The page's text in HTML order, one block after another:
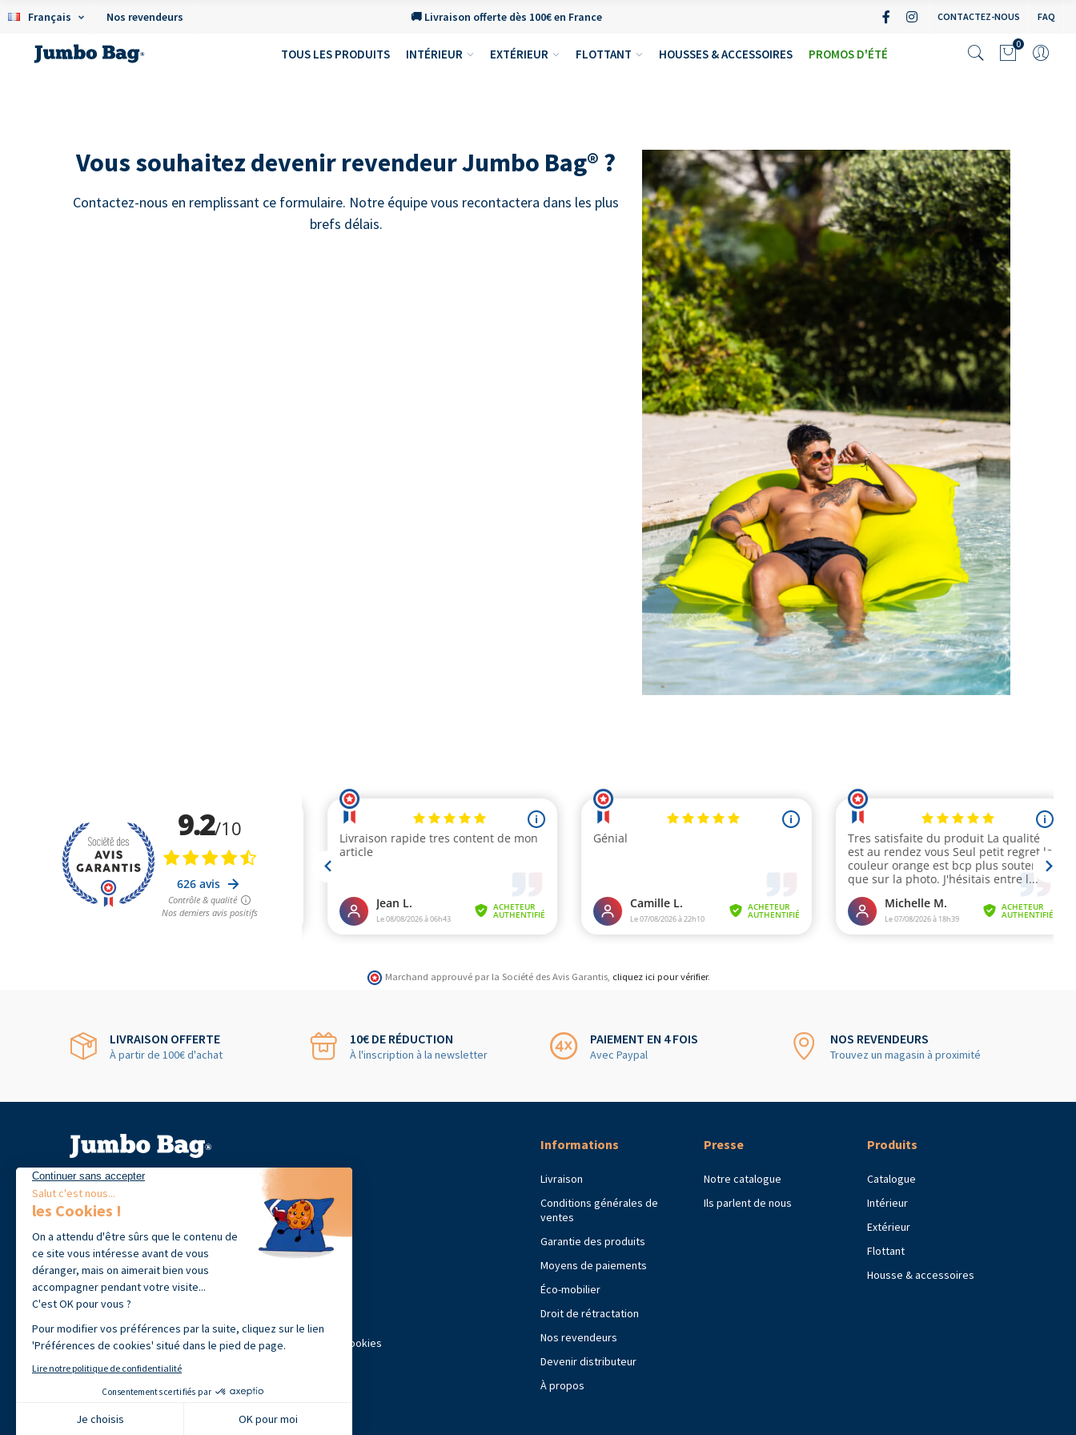
Français Nos revendeurs 🚚 Livraison offerte dès 100€ en France CONTACTEZ-NOUS FAQ
TOUS LES PRODUITS INTÉRIEUR EXTÉRIEUR FLOTTANT HOUSSES & ACCESSOIRES PROMOS D'ÉTÉ
0
Vous souhaitez devenir revendeur Jumbo Bag® ?
Contactez-nous en remplissant ce formulaire. Notre équipe vous recontactera dans les plus
brefs délais.
Marchand approuvé par la Société des Avis Garantis, cliquez ici pour vérifier.
LIVRAISON OFFERTE
À partir de 100€ d'achat
10€ DE RÉDUCTION
À l'inscription à la newsletter
PAIEMENT EN 4 FOIS
Avec Paypal
NOS REVENDEURS
Trouvez un magasin à proximité
39 avenue J. François Champollion
31100 Toulouse, France
contact@jumbobag.fr
Cliquez-ici pour modifier vos préférences en matière de cookies
Ce site est protégé par reCAPTCHA et Google
Informations
Livraison
Conditions générales de
ventes
Garantie des produits
Moyens de paiements
Éco-mobilier
Droit de rétractation
Nos revendeurs
Devenir distributeur
À propos
Presse
Notre catalogue
Ils parlent de nous
Produits
Catalogue
Intérieur
Extérieur
Flottant
Housse & accessoires